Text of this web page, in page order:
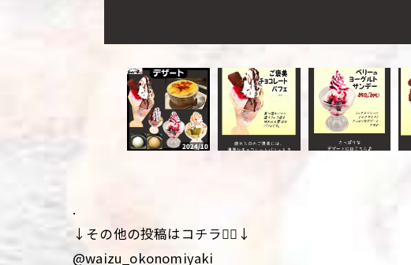
.
↓その他の投稿はコチラ💁‍♀️↓
@waizu_okonomiyaki